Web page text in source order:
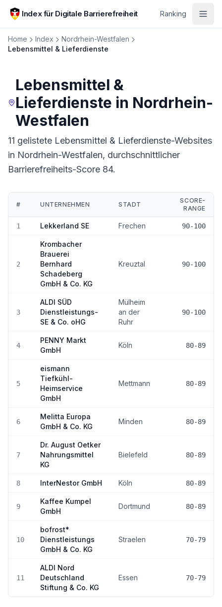
Zum Hauptinhalt springen
Index für Digitale Barrierefreiheit Ranking
Home Index
Nordrhein-Westfalen
Lebensmittel & Lieferdienste
Lebensmittel &
Lieferdienste in Nordrhein-
Westfalen
11 gelistete Lebensmittel & Lieferdienste-Websites
in Nordrhein-Westfalen, durchschnittlicher
Barrierefreiheits-Score 84.
Lebensmittel & Lieferdienste in
# UNTERNEHMEN STADT
SCORE-
RANGE
1 Lekkerland SE Frechen 90-100
2
Krombacher
Brauerei
Bernhard
Schadeberg
GmbH & Co. KG
Kreuztal 90-100
3
ALDI SÜD
Dienstleistungs-
SE & Co. oHG
Mülheim
an der
Ruhr
90-100
4
PENNY Markt
GmbH
Köln 80-89
5
eismann
Tiefkühl-
Heimservice
GmbH
Mettmann 80-89
6
Melitta Europa
GmbH & Co. KG
Minden 80-89
7
Dr. August Oetker
Nahrungsmittel
KG
Bielefeld 80-89
8 InterNestor GmbH Köln 80-89
9
Kaffee Kumpel
GmbH
Dortmund 80-89
10
bofrost*
Dienstleistungs
GmbH & Co. KG
Straelen 70-79
11
ALDI Nord
Deutschland
Stiftung & Co. KG
Essen 70-79